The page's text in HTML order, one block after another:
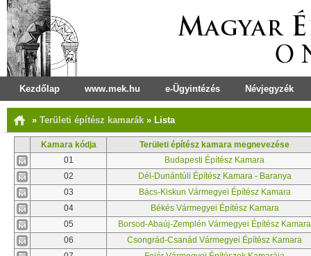
Kezdőlap www.mek.hu e-Ügyintézés Névjegyzék
» Területi építész kamarák » Lista
Kamara kódja
Területi építész kamara megnevezése
01
Budapesti Építész Kamara
02
Dél-Dunántúli Építész Kamara - Baranya
03
Bács-Kiskun Vármegyei Építész Kamara
04
Békés Vármegyei Építész Kamara
05
Borsod-Abaúj-Zemplén Vármegyei Építész Kamara
06
Csongrád-Csanád Vármegyei Építész Kamara